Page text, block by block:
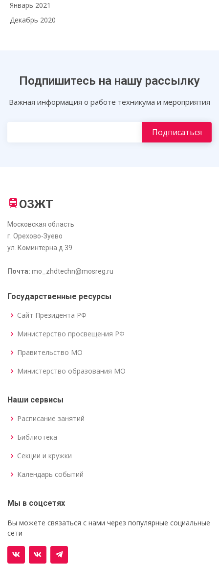
Январь 2021
Декабрь 2020
Подпишитесь на нашу рассылку
Важная информация о работе техникума и мероприятия
ОЗЖТ
Московская область
г. Орехово-Зуево
ул. Коминтерна д.39
Почта: mo_zhdtechn@mosreg.ru
Государственные ресурсы
Сайт Президента РФ
Министерство просвещения РФ
Правительство МО
Министерство образования МО
Наши сервисы
Расписание занятий
Библиотека
Секции и кружки
Календарь событий
Мы в соцсетях
Вы можете связаться с нами через популярные социальные
сети